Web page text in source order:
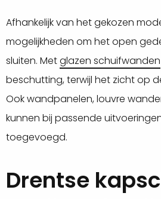
Afhankelijk van het gekozen
mogelijkheden om het open
sluiten. Metglazen schuifwanden
beschutting, terwijl het zicht op
Ook wandpanelen, louvre
kunnen bij passende
toegevoegd.
Drentse